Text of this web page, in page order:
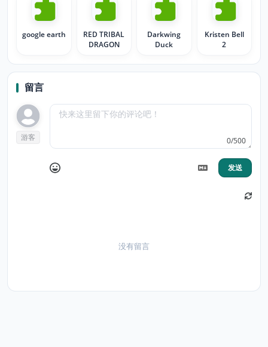
google earth
RED TRIBAL
DRAGON
Darkwing
Duck
Kristen Bell
2
留言
游客 0/500
发送
没有留言